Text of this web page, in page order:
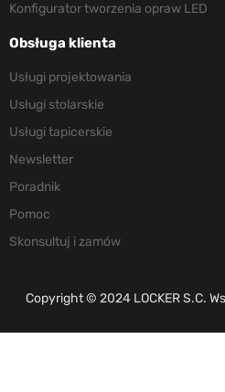
Konfigurator tworzenia opraw LED
Obsługa klienta
Usługi projektowania
Usługi stolarskie
Usługi tapicerskie
Newsletter
Poradnik
Pomoc
Skonsultuj i zamów
Copyright © 2024 LOCKER S.C.